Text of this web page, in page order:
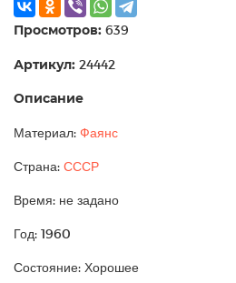
Просмотров: 639
Артикул: 24442
Описание
Материал: Фаянс
Страна: СССР
Время: не задано
Год: 1960
Состояние: Хорошее